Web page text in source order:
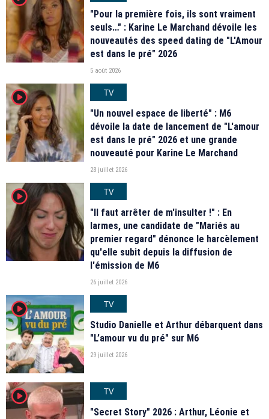
"Pour la première fois, ils sont vraiment
seuls…" : Karine Le Marchand dévoile les
nouveautés des speed dating de "L'Amour
est dans le pré" 2026
5 août 2026
player2
TV
"Un nouvel espace de liberté" : M6
dévoile la date de lancement de "L'amour
est dans le pré" 2026 et une grande
nouveauté pour Karine Le Marchand
28 juillet 2026
player2
TV
"Il faut arrêter de m'insulter !" : En
larmes, une candidate de "Mariés au
premier regard" dénonce le harcèlement
qu'elle subit depuis la diffusion de
l'émission de M6
26 juillet 2026
player2
TV
Studio Danielle et Arthur débarquent dans
"L’amour vu du pré" sur M6
29 juillet 2026
player2
TV
"Secret Story" 2026 : Arthur, Léonie et